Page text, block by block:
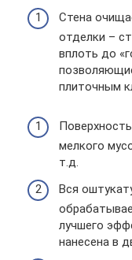
Стена
отделки –
вплоть до
плиточным
мелкого
т.д.
Вся
лучшего
нанесена в